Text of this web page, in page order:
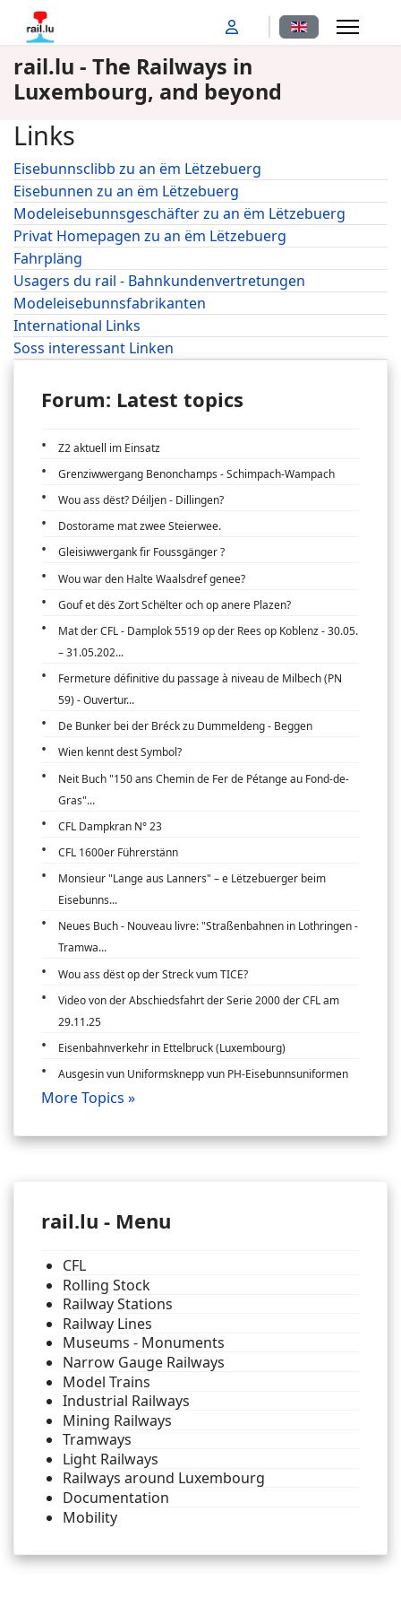
Select your
rail.lu - The Railways in
Luxembourg, and beyond
Links
Eisebunnsclibb zu an ëm Lëtzebuerg
Eisebunnen zu an ëm Lëtzebuerg
Modeleisebunnsgeschäfter zu an ëm Lëtzebuerg
Privat Homepagen zu an ëm Lëtzebuerg
Fahrpläng
Usagers du rail - Bahnkundenvertretungen
Modeleisebunnsfabrikanten
International Links
Soss interessant Linken
Forum: Latest topics
Z2 aktuell im Einsatz
Grenziwwergang Benonchamps - Schimpach-Wampach
Wou ass dëst? Déiljen - Dillingen?
Dostorame mat zwee Steierwee.
Gleisiwwergank fir Foussgänger ?
Wou war den Halte Waalsdref genee?
Gouf et dës Zort Schëlter och op anere Plazen?
Mat der CFL - Damplok 5519 op der Rees op Koblenz - 30.05.
– 31.05.202...
Fermeture définitive du passage à niveau de Milbech (PN
59) - Ouvertur...
De Bunker bei der Bréck zu Dummeldeng - Beggen
Wien kennt dest Symbol?
Neit Buch "150 ans Chemin de Fer de Pétange au Fond-de-
Gras"...
CFL Dampkran N° 23
CFL 1600er Führerstänn
Monsieur "Lange aus Lanners" – e Lëtzebuerger beim
Eisebunns...
Neues Buch - Nouveau livre: "Straßenbahnen in Lothringen -
Tramwa...
Wou ass dëst op der Streck vum TICE?
Video von der Abschiedsfahrt der Serie 2000 der CFL am
29.11.25
Eisenbahnverkehr in Ettelbruck (Luxembourg)
Ausgesin vun Uniformsknepp vun PH-Eisebunnsuniformen
More Topics »
rail.lu - Menu
CFL
Rolling Stock
Railway Stations
Railway Lines
Museums - Monuments
Narrow Gauge Railways
Model Trains
Industrial Railways
Mining Railways
Tramways
Light Railways
Railways around Luxembourg
Documentation
Mobility